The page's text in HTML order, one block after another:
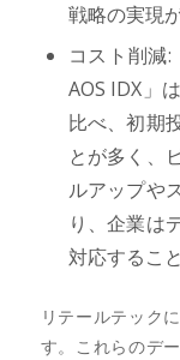
戦略の実現
コスト削減
AOS IDX」
比べ、初期
とが多く、
ルアップや
り、企業は
対応するこ
リテールテック
す。これらのデ